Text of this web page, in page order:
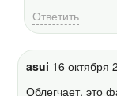
Ответить
asui 16 октября
Облегчает, это